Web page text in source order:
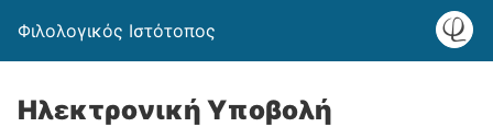
Φιλολογικός Ιστότοπος
Ηλεκτρονική Υποβολή